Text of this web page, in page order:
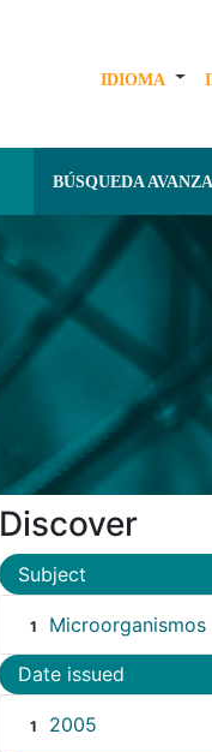
IDIOMA
BÚSQUEDA
Discover
Subject
1 Microorganismos
Date issued
1 2005